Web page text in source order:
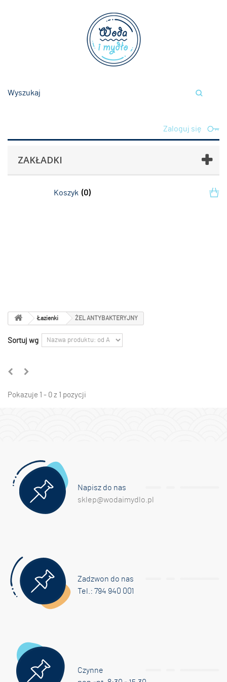
Zaloguj się
ZAKŁADKI
Koszyk (0)
Łazienki ŻEL ANTYBAKTERYJNY
Sortuj wg
Pokazuje 1 - 0 z 1 pozycji
Napisz do nas
sklep@wodaimydlo.pl
Zadzwon do nas
Tel.: 794 940 001
Czynne